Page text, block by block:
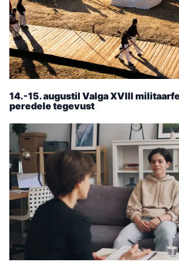
14.-15. augustil Valga XVIII
peredele tegevust